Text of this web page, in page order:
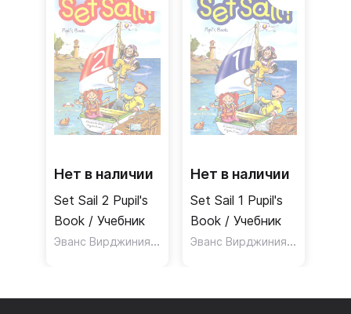
Нет в наличии
Set Sail 2 Pupil's
Book / Учебник
Эванс Вирджиния
,Gray Elizabeth
Нет в наличии
Set Sail 1 Pupil's
Book / Учебник
Эванс Вирджиния
,Gray